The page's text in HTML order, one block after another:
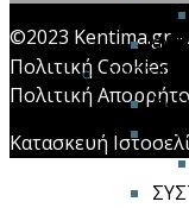
©2023 Kentima.gr -
Πολιτική Cookies
Πολιτική
Κατασκευή